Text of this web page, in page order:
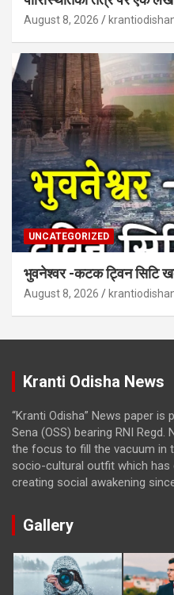
August 8, 2026
UNCATEGORIZED
भुवनेश्वर -कटक ट्विन सिटि
August 8, 2026
Kranti Odisha News
“Kranti Odisha” News paper is
Sena (OSS) bearing RNI Regd.
the focus to fill the vacuum in
socio-cultural outfit which
creating social awakening
Gallery